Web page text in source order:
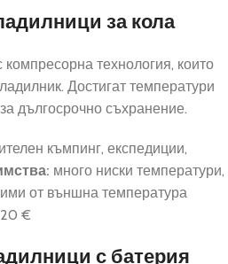
за кола
технология, които
Достигат температури
дългосрочно съхранение.
къмпинг, експедиции,
много ниски температури,
от външна температура
€
с батерия